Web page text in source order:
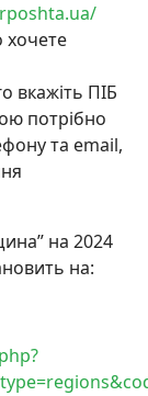
хочете
вкажіть ПІБ
потрібно
та email,
на 2024
на: